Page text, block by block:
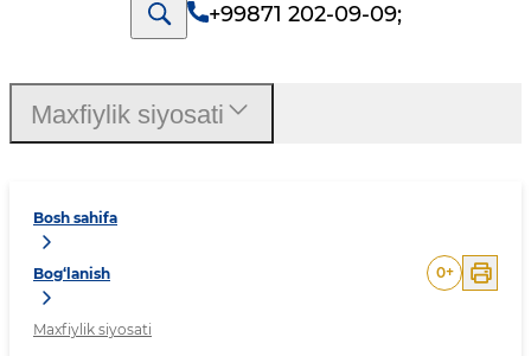
+99871 202-09-09;
Bosh sahifa
Bog‘lanish
Maxfiylik siyosati
0+
Maxfiylik siyosati